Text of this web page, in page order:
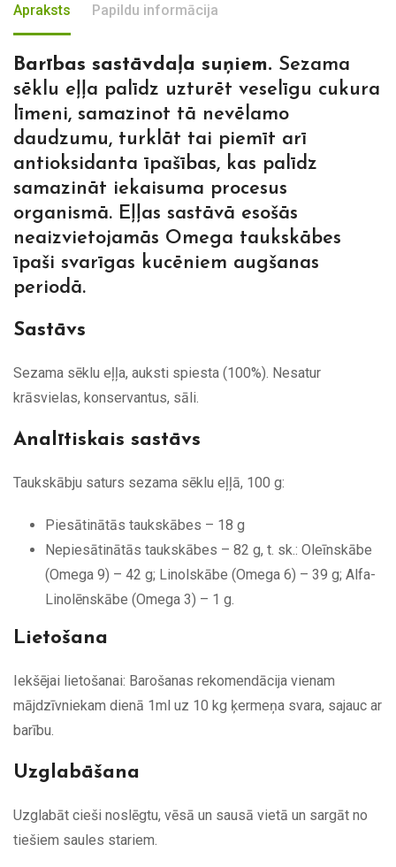
Apraksts Papildu informācija
Barības sastāvdaļa suņiem. Sezama
sēklu eļļa palīdz uzturēt veselīgu cukura
līmeni, samazinot tā nevēlamo
daudzumu, turklāt tai piemīt arī
antioksidanta īpašības, kas palīdz
samazināt iekaisuma procesus
organismā. Eļļas sastāvā esošās
neaizvietojamās Omega taukskābes
īpaši svarīgas kucēniem augšanas
periodā.
Sastāvs
Sezama sēklu eļļa, auksti spiesta (100%). Nesatur
krāsvielas, konservantus, sāli.
Analītiskais sastāvs
Taukskābju saturs sezama sēklu eļļā, 100 g:
Piesātinātās taukskābes – 18 g
Nepiesātinātās taukskābes – 82 g, t. sk.: Oleīnskābe
(Omega 9) – 42 g; Linolskābe (Omega 6) – 39 g; Alfa-
Linolēnskābe (Omega 3) – 1 g.
Lietošana
Iekšējai lietošanai: Barošanas rekomendācija vienam
mājdzīvniekam dienā 1ml uz 10 kg ķermeņa svara, sajauc ar
barību.
Uzglabāšana
Uzglabāt cieši noslēgtu, vēsā un sausā vietā un sargāt no
tiešiem saules stariem.